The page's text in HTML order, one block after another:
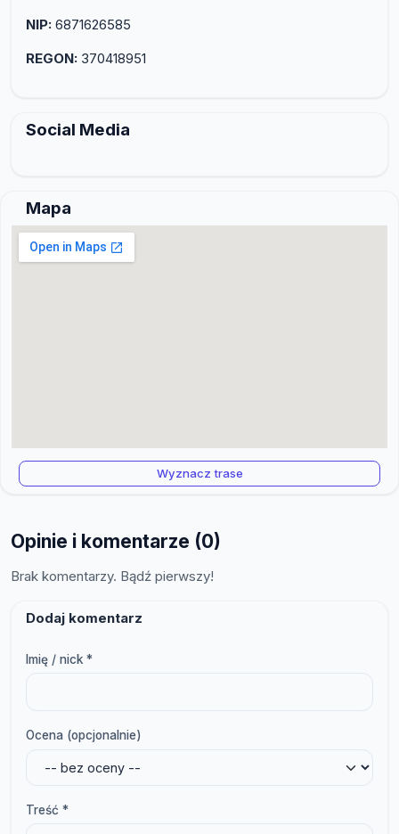
NIP: 6871626585
REGON: 370418951
Social Media
Mapa
Wyznacz trase
Opinie i komentarze (0)
Brak komentarzy. Bądź pierwszy!
Dodaj komentarz
Imię / nick *
Ocena (opcjonalnie)
Treść *